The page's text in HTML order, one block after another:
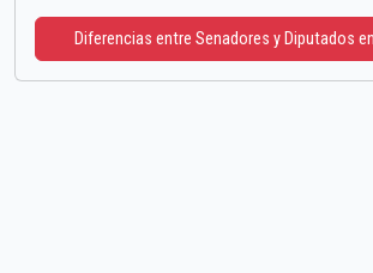
Diferencias entre Senadores y Diputados